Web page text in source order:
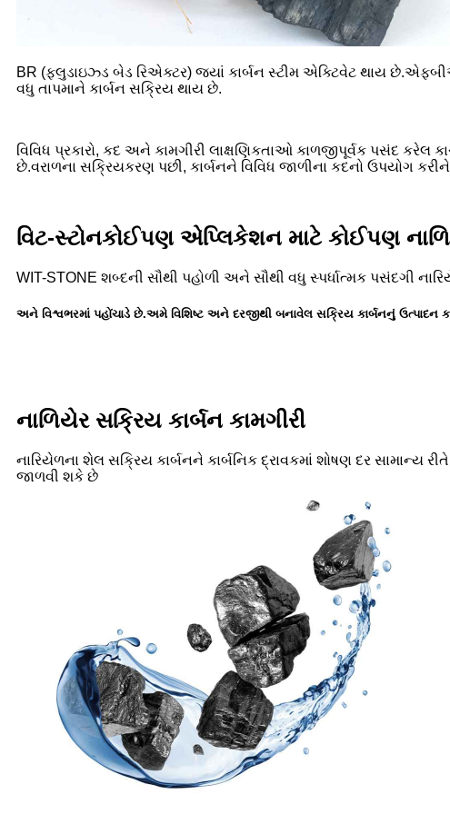
BR (ફ્લુડાઇઝ્ડ બેડ રિએક્ટર) જ્યાં કાર્બન સ્ટીમ એક્ટિવેટ થાય
વધુ તાપમાને કાર્બન સક્રિય થાય છે.
વિવિધ પ્રકારો, કદ અને કામગીરી લાક્ષણિકતાઓ કાળજીપૂર્વક પસંદ
છે.વરાળના સક્રિયકરણ પછી, કાર્બનને વિવિધ જાળીના કદનો ઉપયોગ કરીને
વિટ-સ્ટોનકોઈપણ એપ્લિકેશન માટે કોઈપણ
WIT-STONE શબ્દની સૌથી પહોળી અને સૌથી વધુ સ્પર્ધાત્મક પસંદગી
અને વિશ્વભરમાં પહોંચાડે છે.અમે વિશિષ્ટ અને દરજીથી બનાવેલ સક્રિય કાર્બનનું
નાળિયેર સક્રિય કાર્બન કામગીરી
નારિયેળના શેલ સક્રિય કાર્બનને કાર્બનિક દ્રાવકમાં શોષણ દર સામાન્ય
જાળવી શકે છે